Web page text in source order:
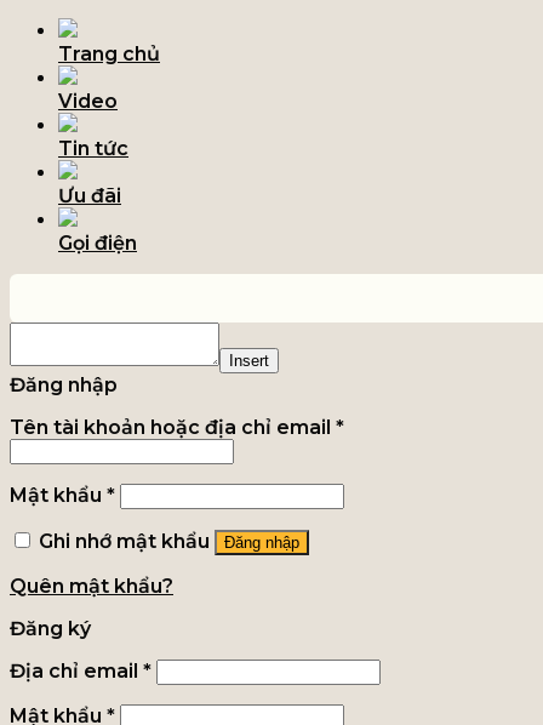
Trang chủ
Video
Tin tức
Ưu đãi
Gọi điện
Insert
Đăng nhập
Tên tài khoản hoặc địa chỉ email *
Mật khẩu *
Ghi nhớ mật khẩu
Đăng nhập
Quên mật khẩu?
Đăng ký
Địa chỉ email *
Mật khẩu *